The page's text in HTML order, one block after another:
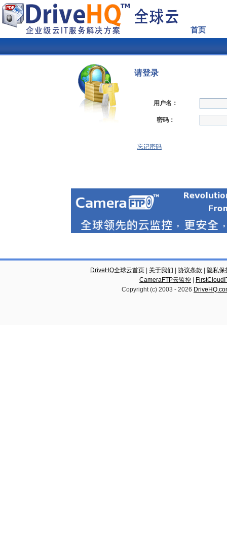
首页
请登录
用户名：
密码：
忘记密码
DriveHQ全球云首页 关于我们 协议条款
隐私保
CameraFTP云监控
Copyright (c) 2003 - 2026